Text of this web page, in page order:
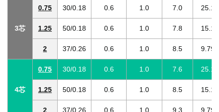
3芯
0.75 30/0.18 0.6 1.0 7.0 25.1
1.25 50/0.18 0.6 1.0 7.8 15.1
2 37/0.26 0.6 1.0 8.5 9.79
4芯
0.75 30/0.18 0.6 1.0 7.6 25.1
1.25 50/0.18 0.6 1.0 8.5 15.1
2 37/0.26 0.6 1.0 9.3 9.79